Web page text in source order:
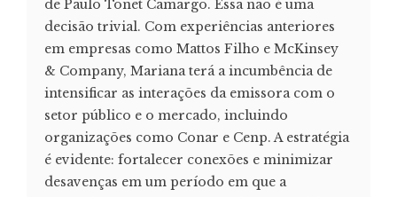
de Paulo Tonet Camargo. Essa não é uma
decisão trivial. Com experiências anteriores
em empresas como Mattos Filho e McKinsey
& Company, Mariana terá a incumbência de
intensificar as interações da emissora com o
setor público e o mercado, incluindo
organizações como Conar e Cenp. A estratégia
é evidente: fortalecer conexões e minimizar
desavenças em um período em que a